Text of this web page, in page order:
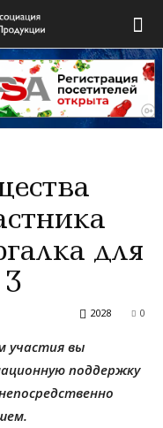
для
0
2028
участия вы
поддержку